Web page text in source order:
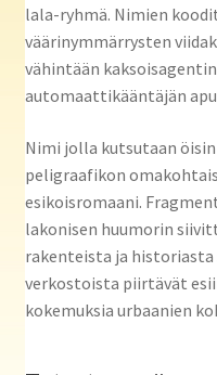
lala-ryhmä. Nimien
väärinymmärrysten
vähintään
automaattikääntäjän
Nimi jolla kutsutaan
peligraafikon
esikoisromaani.
lakonisen huumorin
rakenteista ja historiasta
verkostoista piirtävät
kokemuksia urbaanien